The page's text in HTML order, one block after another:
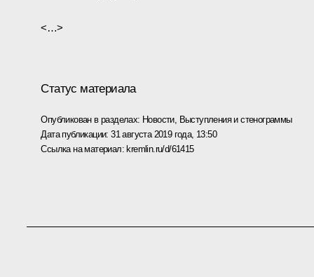
<…>
Статус материала
Опубликован в разделах: Новости, Выступления и стенограммы
Дата публикации:31 августа 2019 года, 13:50
Ссылка на материал: kremlin.ru/d/61415